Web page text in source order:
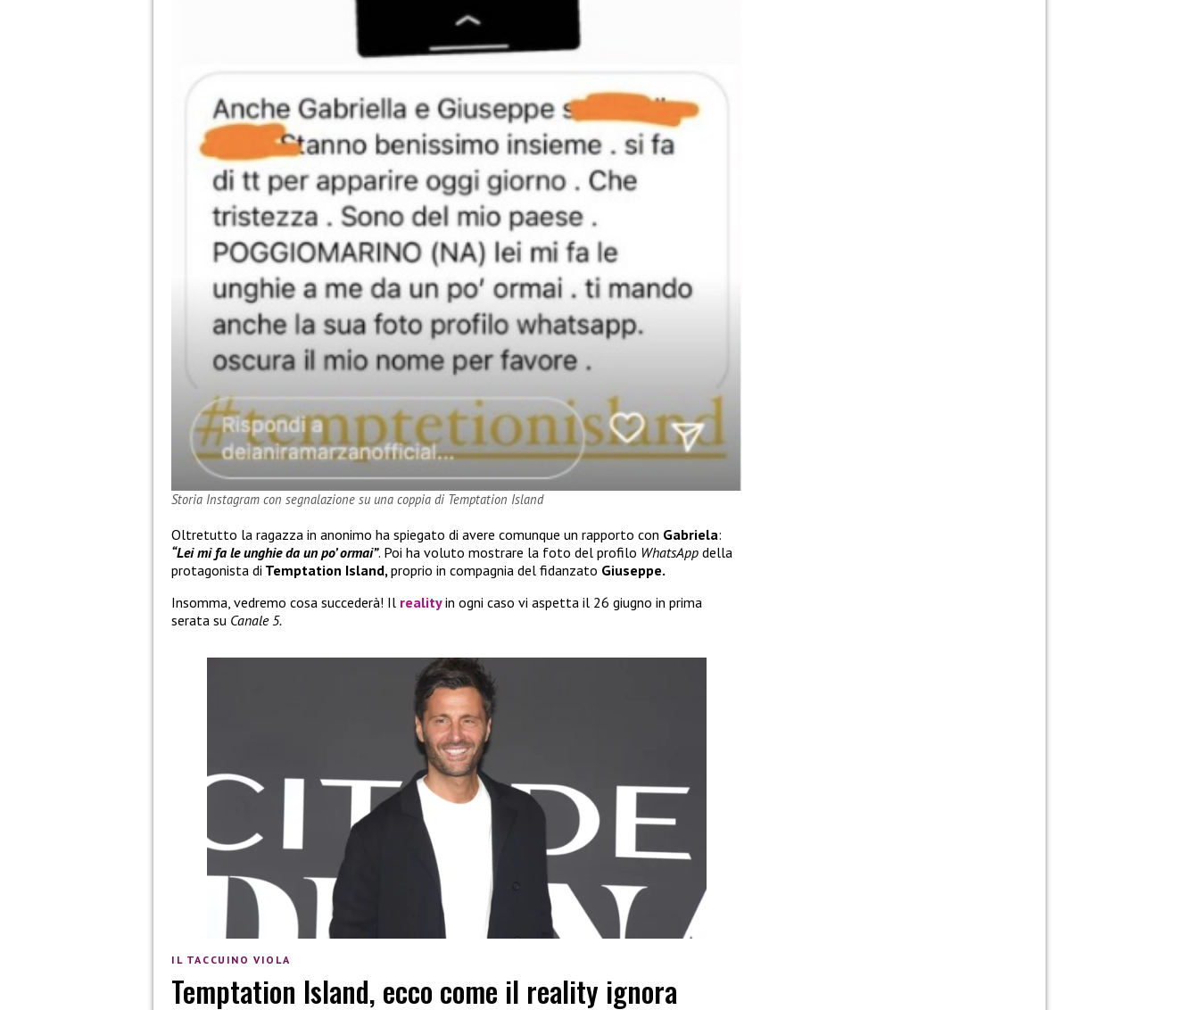
Storia Instagram con segnalazione su una coppia di Temptation Island
Oltretutto la ragazza in anonimo ha spiegato di avere comunque un rapporto con Gabriela:
“Lei mi fa le unghie da un po’ ormai”. Poi ha voluto mostrare la foto del profilo WhatsApp della
protagonista di Temptation Island,proprio in compagnia del fidanzato Giuseppe.
Insomma, vedremo cosa succederà! Il realityin ogni caso vi aspetta il 26 giugno in prima
serata su Canale 5.
IL TACCUINO VIOLA
Temptation Island, ecco come il reality ignora